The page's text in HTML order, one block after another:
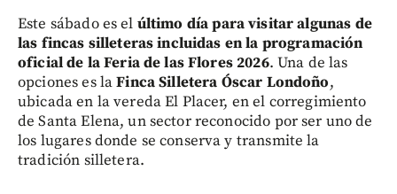
Este sábado es el último día para visitar algunas de
las fincas silleteras incluidas en la programación
oficial de la Feria de las Flores 2026. Una de las
opciones es laFinca Silletera Óscar Londoño,
ubicada en la vereda El Placer, en el corregimiento
de Santa Elena, un sector reconocido por ser uno de
los lugares donde se conserva y transmite la
tradición silletera.